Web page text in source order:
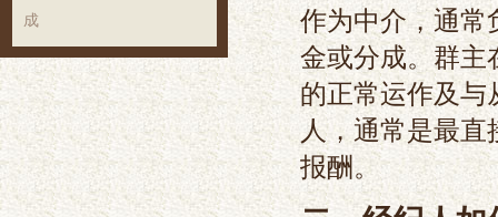
成
作为中介，通常
金或分成。群主
的正常运作及与
人，通常是最
报酬。